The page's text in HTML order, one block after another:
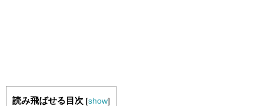
読み飛ばせる目次 [show]